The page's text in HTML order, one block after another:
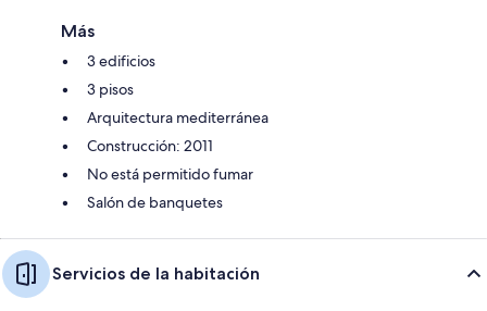
Más
3 edificios
3 pisos
Arquitectura mediterránea
Construcción: 2011
No está permitido fumar
Salón de banquetes
Servicios de la habitación